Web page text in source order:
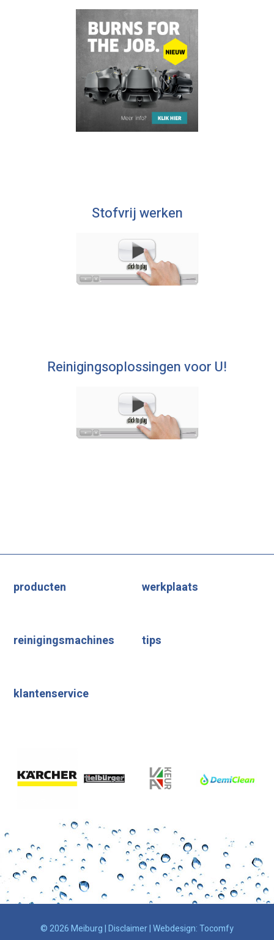
Stofvrij werken
Reinigingsoplossingen voor U!
producten werkplaats
reinigingsmachines tips
klantenservice
© 2026 Meiburg |Disclaimer| Webdesign:Tocomfy